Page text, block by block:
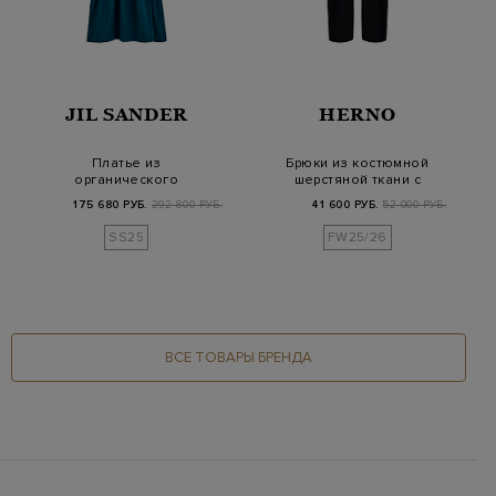
JIL SANDER
Платье из
органического
со скульпту…
175 680 РУБ. 292 800 РУБ.
SS25
HERNO
Брюки из костюмной
шерстяной ткани с
41 600 РУБ. 52 000 РУБ.
FW25/26
ВСЕ ТОВАРЫ БРЕНДА